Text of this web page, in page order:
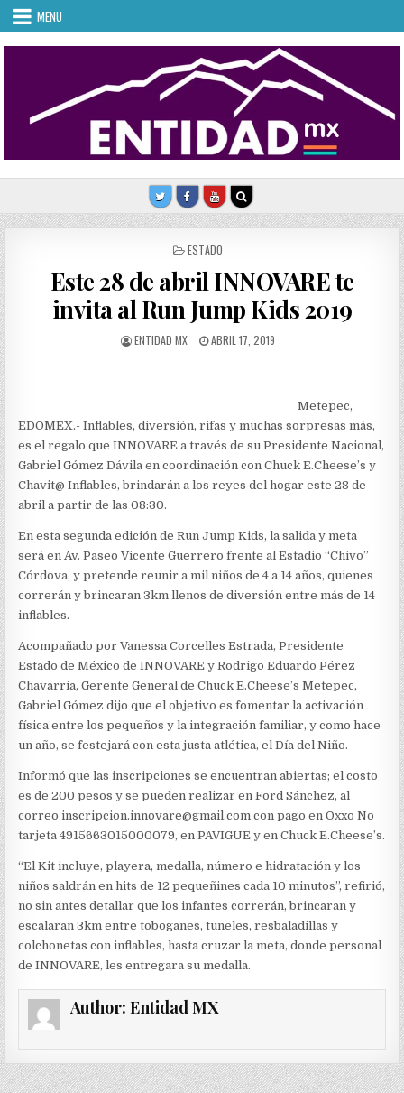
Skip
content
MENU
POSTED
ESTADO
Este 28 de abril INNOVARE te
invita al Run Jump Kids 2019
AUTHOR:
ENTIDAD MX
PUBLISHED
ABRIL 17, 2019
Metepec,
EDOMEX.- Inflables, diversión, rifas y muchas sorpresas más,
es el regalo que INNOVARE a través de su Presidente Nacional,
Gabriel Gómez Dávila en coordinación con Chuck E.Cheese’s y
Chavit@ Inflables, brindarán a los reyes del hogar este 28 de
abril a partir de las 08:30.
En esta segunda edición de Run Jump Kids, la salida y meta
será en Av. Paseo Vicente Guerrero frente al Estadio “Chivo”
Córdova, y pretende reunir a mil niños de 4 a 14 años, quienes
correrán y brincaran 3km llenos de diversión entre más de 14
inflables.
Acompañado por Vanessa Corcelles Estrada, Presidente
Estado de México de INNOVARE y Rodrigo Eduardo Pérez
Chavarria, Gerente General de Chuck E.Cheese’s Metepec,
Gabriel Gómez dijo que el objetivo es fomentar la activación
física entre los pequeños y la integración familiar, y como hace
un año, se festejará con esta justa atlética, el Día del Niño.
Informó que las inscripciones se encuentran abiertas; el costo
es de 200 pesos y se pueden realizar en Ford Sánchez, al
correo inscripcion.innovare@gmail.com con pago en Oxxo No
tarjeta 4915663015000079, en PAVIGUE y en Chuck E.Cheese’s.
“El Kit incluye, playera, medalla, número e hidratación y los
niños saldrán en hits de 12 pequeñines cada 10 minutos”, refirió,
no sin antes detallar que los infantes correrán, brincaran y
escalaran 3km entre toboganes, tuneles, resbaladillas y
colchonetas con inflables, hasta cruzar la meta, donde personal
de INNOVARE, les entregara su medalla.
Author: Entidad MX